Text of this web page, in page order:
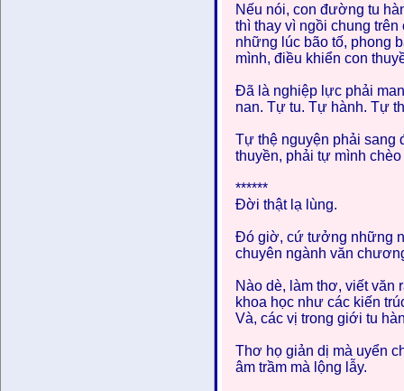
Nếu nói, con đường tu
thì thay vì ngồi chung
những lúc bão tố, phong
mình, điều khiển con
Đã là nghiệp lực phải
nan. Tự tu. Tự hành. Tự
Tự thệ nguyện phải sang
thuyền, phải tự mình
******
Đời thật lạ lùng.
Đó giờ, cứ tưởng những
chuyên ngành văn
Nào dè, làm thơ, viết
khoa học như các kiến
Và, các vị trong giới tu
Thơ họ giản dị mà uyển
âm trầm mà lộng lẫy.